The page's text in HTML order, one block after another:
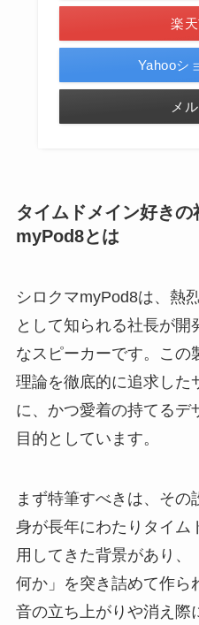
楽
Yahooシ
メ
タイムドメイン好き
myPod8とは
シロクマmyPod8は、熱
として知られる社長が開
なスピーカーです。この
理論を徹底的に追求した
に、かつ愛着の持てるデ
目的としています。
まず特筆すべきは、その
身が長年にわたりタイム
用してきた背景があり、
何か」を突き詰めて作ら
音の立ち上がりや消え際